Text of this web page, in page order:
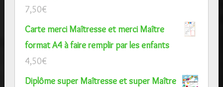
7,50€
Carte merci Maîtresse et merci Maître
format A4 à faire remplir par les enfants
4,50€
Diplôme super Maîtresse et super Maître